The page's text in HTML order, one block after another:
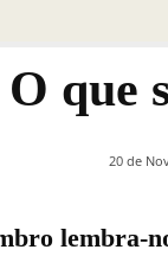
O que
20 de
lembra-